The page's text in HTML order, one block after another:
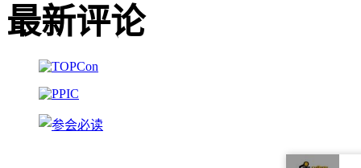
最新评论